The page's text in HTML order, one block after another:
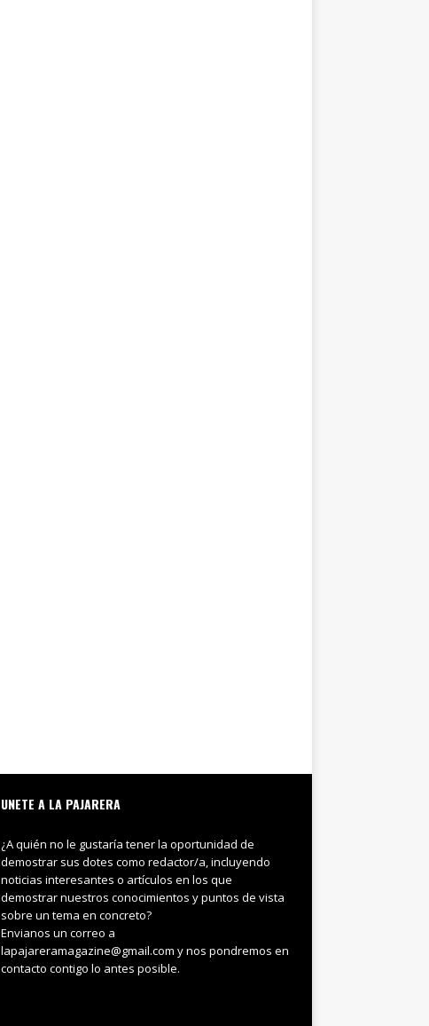
UNETE A LA PAJARERA
¿A quién no le gustaría tener la oportunidad de
demostrar sus dotes como redactor/a, incluyendo
noticias interesantes o artículos en los que
demostrar nuestros conocimientos y puntos de vista
sobre un tema en concreto?
Envianos un correo a
lapajareramagazine@gmail.com y nos pondremos en
contacto contigo lo antes posible.